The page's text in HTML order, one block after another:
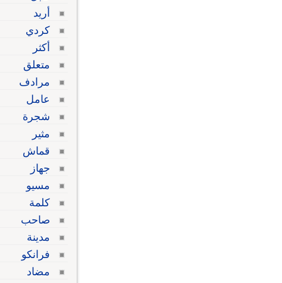
أريد
كردي
أكثر
متعلق
مرادف
عامل
شجرة
مثير
قماش
جهاز
مسيو
كلمة
صاحب
مدينة
فرانكو
مضاد